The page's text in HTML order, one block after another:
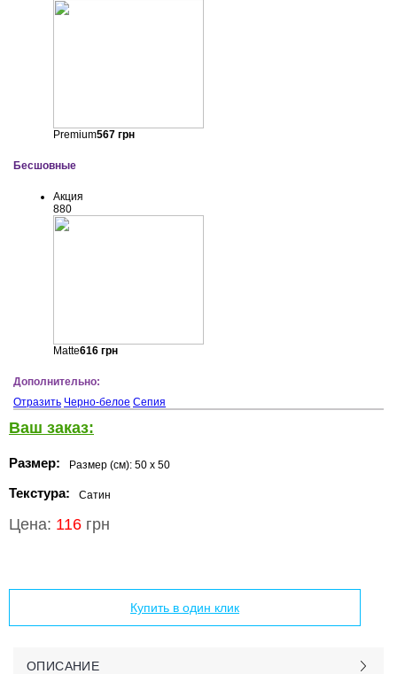
Premium567грн
Бесшовные
Акция
880
Matte616грн
Дополнительно:
Отразить Черно-белое Сепия
Ваш заказ:
Размер: Размер (см): 50 x 50
Текстура: Сатин
Цена: 116 грн
Купить в один клик
ОПИСАНИЕ